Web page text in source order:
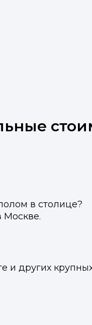
в столице?
Москве.
и других